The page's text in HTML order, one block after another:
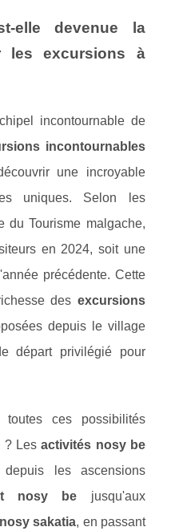
elle devenue la
les excursions à
incontournable de
incontournables
une incroyable
uniques. Selon les
du Tourisme malgache,
en 2024, soit une
précédente. Cette
des excursions
depuis le village
départ privilégié pour
ces possibilités
? Lesactivités nosy be
les ascensions
nosy be jusqu'aux
nosy sakatia, en passant